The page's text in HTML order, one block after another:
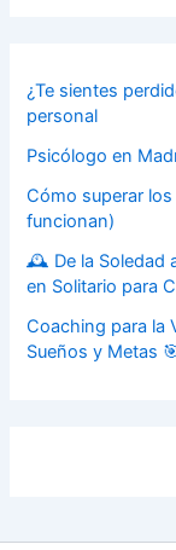
¿Te sientes
personal
Psicólogo en
Cómo superar
funcionan)
🕰️ De la Soledad
en Solitario para
Coaching para la
Sueños y Metas